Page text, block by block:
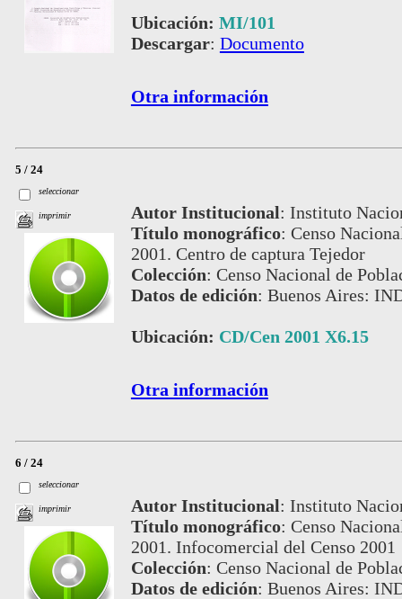
Ubicación: MI/101
Descargar: Documento
Otra información
5 / 24
seleccionar
imprimir Autor Institucional: Instituto
Título monográfico: Censo
2001. Centro de captura Tejedor
Colección: Censo Nacional de
Datos de edición: Buenos Aires:
Ubicación: CD/Cen 2001 X6.15
Otra información
6 / 24
seleccionar
imprimir Autor Institucional: Instituto
Título monográfico: Censo
2001. Infocomercial del Censo 2001
Colección: Censo Nacional de
Datos de edición: Buenos Aires: